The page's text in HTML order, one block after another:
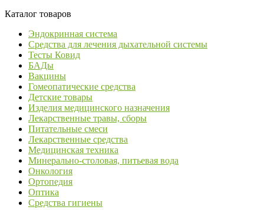
Каталог товаров
Эндокринная система
Средства для лечения дыхательной системы
Тесты Ковид
БАДы
Вакцины
Гомеопатические средства
Детские товары
Изделия медицинского назначения
Лекарственные травы, сборы
Питательные смеси
Лекарственные средства
Медицинская техника
Минерально-столовая, питьевая вода
Онкология
Ортопедия
Оптика
Средства гигиены